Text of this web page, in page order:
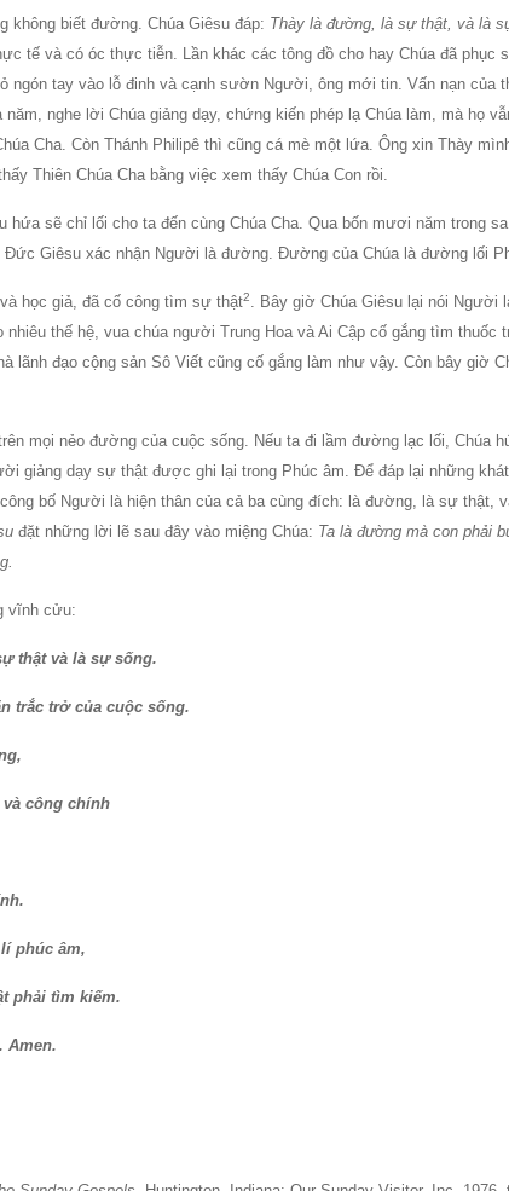
không biết đường. Chúa Giêsu đáp: Thày là đường, là sự thật, và là
tế và có óc thực tiễn. Lần khác các tông đồ cho hay Chúa đã phục
ngón tay vào lỗ đinh và cạnh sườn Người, ông mới tin. Vấn nạn của
nghe lời Chúa giảng dạy, chứng kiến phép lạ Chúa làm, mà họ
Cha. Còn Thánh Philipê thì cũng cá mè một lứa. Ông xin Thày
Thiên Chúa Cha bằng việc xem thấy Chúa Con rồi.
sẽ chỉ lối cho ta đến cùng Chúa Cha. Qua bốn mươi năm trong
Giêsu xác nhận Người là đường. Ðường của Chúa là đường lối
học giả, đã cố công tìm sự thật2
. Bây giờ Chúa Giêsu lại nói
thế hệ, vua chúa người Trung Hoa và Ai Cập cố gắng tìm thuốc
lãnh đạo cộng sản Sô Viết cũng cố gắng làm như vậy. Còn bây giờ
mọi nẻo đường của cuộc sống. Nếu ta đi lầm đường lạc lối, Chúa
giảng dạy sự thật được ghi lại trong Phúc âm. Ðể đáp lại những
bố Người là hiện thân của cả ba cùng đích: là đường, là sự thật,
đặt những lời lẽ sau đây vào miệng Chúa: Ta là đường mà con phải
vĩnh cửu:
thật và là sự sống.
trắc trở của cuộc sống.
công chính
phúc âm,
phải tìm kiếm.
Amen.